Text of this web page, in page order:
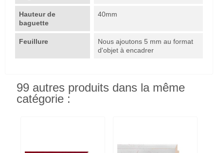
Hauteur de
baguette
40mm
Feuillure
Nous ajoutons 5 mm au format
d'objet à encadrer
99 autres produits dans la même
catégorie :